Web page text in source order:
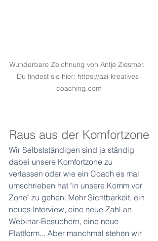
Wunderbare Zeichnung von Antje Ziesmer.
Du findest sie hier: https://azi-kreatives-
coaching.com
Raus aus der Komfortzone
Wir Selbstständigen sind ja ständig
dabei unsere Komfortzone zu
verlassen oder wie ein Coach es mal
umschrieben hat "in unsere Komm vor
Zone" zu gehen. Mehr Sichtbarkeit, ein
neues Interview, eine neue Zahl an
Webinar-Besuchern, eine neue
Plattform... Aber manchmal stehen wir